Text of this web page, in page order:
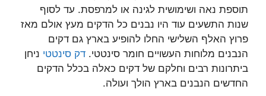
תוספת נאה ושימושית לגינה או למרפסת. עד לסוף
שנות התשעים עוד היו נבנים כל הדקים מעץ אולם מאז
פרוץ האלף השלישי החלו להופיע בארץ גם דקים
הנבנים מלוחות העשויים חומר סינטטי. דק סינטטי ניחן
ביתרונות רבים וחלקם של דקים כאלה בכלל הדקים
החדשים הנבנים בארץ הולך ועולה.